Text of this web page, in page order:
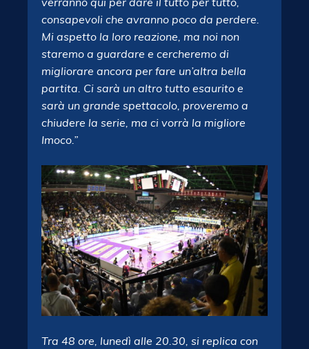
consapevoli che avranno poco da perdere.
Mi aspetto la loro reazione, ma noi non
staremo a guardare e cercheremo di
migliorare ancora per fare un’altra bella
partita. Ci sarà un altro tutto esaurito e
sarà un grande spettacolo, proveremo a
chiudere la serie, ma ci vorrà la migliore
Imoco.”
Tra 48 ore, lunedì alle 20.30, si replica con